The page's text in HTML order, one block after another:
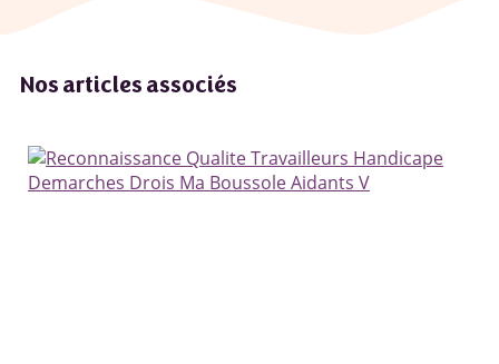
Nos articles associés